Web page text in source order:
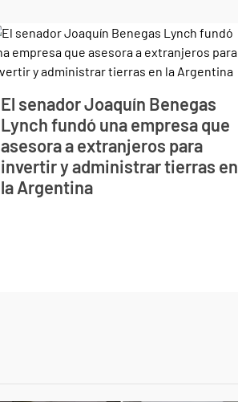
El senador Joaquín Benegas
Lynch fundó una empresa que
asesora a extranjeros para
invertir y administrar tierras en
la Argentina